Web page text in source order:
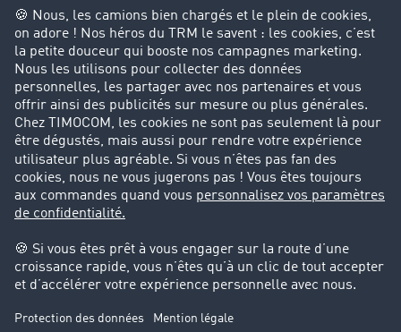
Entreprise
Parrainage clients
Success Stories
Cadre légal
Mentions légales
Protection des données
Cookie-Einstellungen